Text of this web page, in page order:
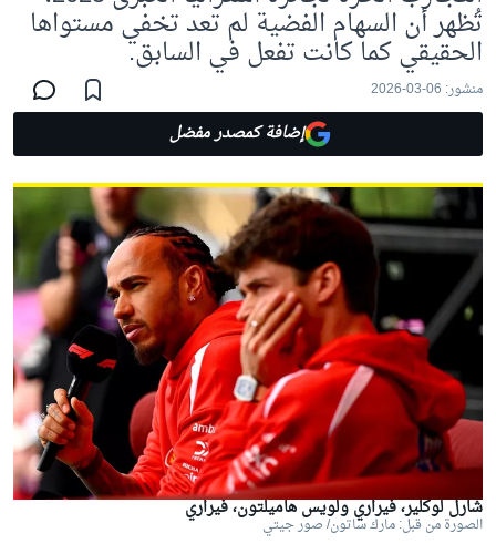
تُظهر أن السهام الفضية لم تعد تخفي مستواها
الحقيقي كما كانت تفعل في السابق.
منشور: 06-03-2026
إضافة كمصدر مفضل
شارل لوكلير، فيراري ولويس هاميلتون، فيراري
الصورة من قبل: مارك ساتون/ صور جيتي